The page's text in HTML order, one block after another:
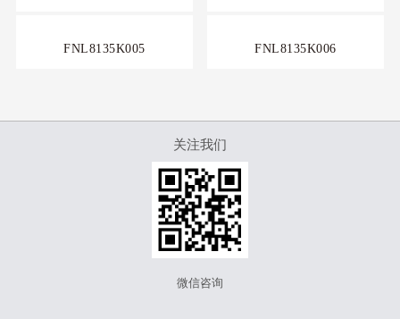
FNL8135K005 FNL8135K006
关注我们
微信咨询